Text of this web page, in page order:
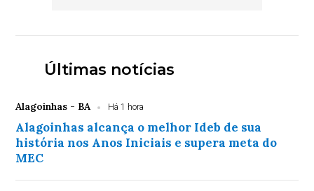
Últimas notícias
Alagoinhas - BA Há 1 hora
Alagoinhas alcança o melhor Ideb de sua
história nos Anos Iniciais e supera meta do
MEC